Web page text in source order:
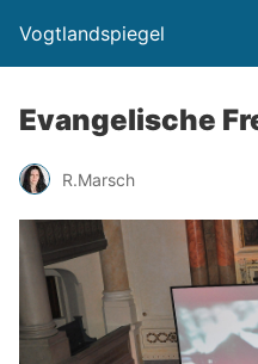
Vogtlandspiegel
Evangelische
R.Marsch